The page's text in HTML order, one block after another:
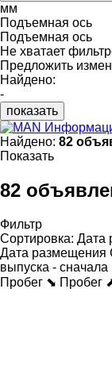
мм
Подъемная ось
Подъемная ось
Не хватает
Предложить
Найдено:
-
показать
Найдено: 82
Показать
82
Фильтр
Сортировка: Дата
Дата размещения
выпуска -
Пробег ⬊ Пробег